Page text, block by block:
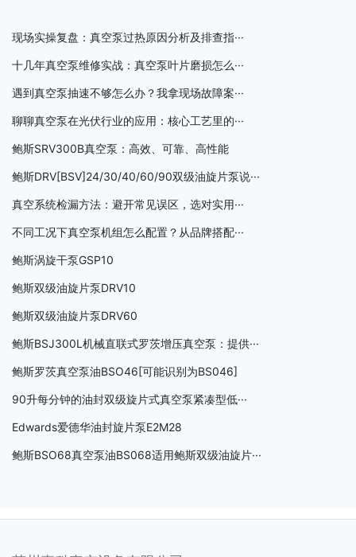
现场实操复盘：真空泵过热原因分析及排查指···
十几年真空泵维修实战：真空泵叶片磨损怎么···
遇到真空泵抽速不够怎么办？我拿现场故障案···
聊聊真空泵在光伏行业的应用：核心工艺里的···
鲍斯SRV300B真空泵：高效、可靠、高性能
鲍斯DRV[BSV]24/30/40/60/90双级油旋片泵说···
真空系统检漏方法：避开常见误区，选对实用···
不同工况下真空泵机组怎么配置？从品牌搭配···
鲍斯涡旋干泵GSP10
鲍斯双级油旋片泵DRV10
鲍斯双级油旋片泵DRV60
鲍斯BSJ300L机械直联式罗茨增压真空泵：提供···
鲍斯罗茨真空泵油BSO46[可能识别为BS046]
90升每分钟的油封双级旋片式真空泵紧凑型低···
Edwards爱德华油封旋片泵E2M28
鲍斯BSO68真空泵油BS068适用鲍斯双级油旋片···